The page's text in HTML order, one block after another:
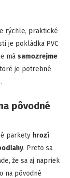
rýchle, praktické
je pokládka PVC
má samozrejme
je potrebné
pôvodné
parkety hrozí
. Preto sa
že sa aj napriek
na pôvodné